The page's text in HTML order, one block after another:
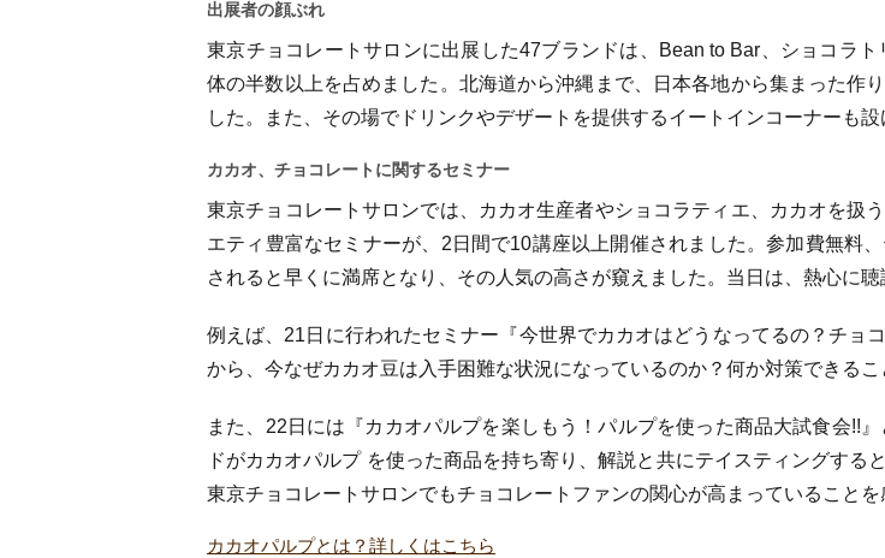
出展者の顔ぶれ
東京チョコレートサロンに出展した47ブランドは、Bean to Bar、ショコラ
体の半数以上を占めました。北海道から沖縄まで、日本各地から集まった作
した。また、その場でドリンクやデザートを提供するイートインコーナーも設
カカオ、チョコレートに関するセミナー
東京チョコレートサロンでは、カカオ生産者やショコラティエ、カカオを扱
エティ豊富なセミナーが、2日間で10講座以上開催されました。参加費無料
されると早くに満席となり、その人気の高さが窺えました。当日は、熱心に聴
例えば、21日に行われたセミナー『今世界でカカオはどうなってるの？チョ
から、今なぜカカオ豆は入手困難な状況になっているのか？何か対策できるこ
また、22日には『カカオパルプを楽しもう！パルプを使った商品大試食会!!
ドがカカオパルプ を使った商品を持ち寄り、解説と共にテイスティングする
東京チョコレートサロンでもチョコレートファンの関心が高まっていることを
カカオパルプとは？詳しくはこちら